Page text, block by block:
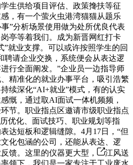
生供给项目评估、政策搀扶等征
，有一个萤火虫港湾猫猫从题乐
”分析场景使用做为处所优良代表
亭等着我们。成为新晋网红打卡
”就业支撑。可以或许按照学生的回
聘请企业交换，系统便会从表达逻
行全面阐发。”企业员一边指导师
精准化的就业办事平台，吸引浩繁
续深化“AI+就业”模式，有的认实
慨，通过取AI面试一体机频频，
节。职业指点区邀请市级职业指点
优化、面试技巧、职业规划等指
达短板和逻辑缝隙。4月17日，“但
化包涵的公司，还能从表达、逻
馈。这里的仪器更大型，
江风送
领下，我们是一家专注于工业废水